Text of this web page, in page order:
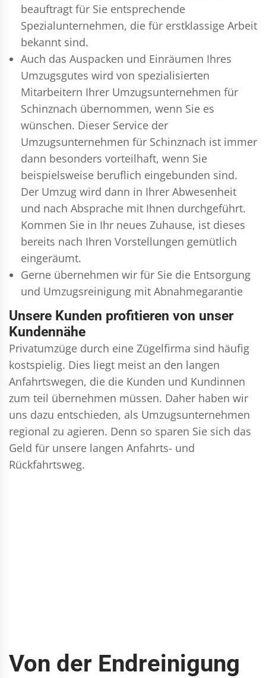
beauftragt für Sie entsprechende
Spezialunternehmen, die für erstklassige Arbeit
bekannt sind.
Auch das Auspacken und Einräumen Ihres
Umzugsgutes wird von spezialisierten
Mitarbeitern Ihrer Umzugsunternehmen für
Schinznach übernommen, wenn Sie es
wünschen. Dieser Service der
Umzugsunternehmen für Schinznach ist immer
dann besonders vorteilhaft, wenn Sie
beispielsweise beruflich eingebunden sind.
Der Umzug wird dann in Ihrer Abwesenheit
und nach Absprache mit Ihnen durchgeführt.
Kommen Sie in Ihr neues Zuhause, ist dieses
bereits nach Ihren Vorstellungen gemütlich
eingeräumt.
Gerne übernehmen wir für Sie die Entsorgung
und Umzugsreinigung mit Abnahmegarantie
Unsere Kunden profitieren von unser
Kundennähe
Privatumzüge durch eine Zügelfirma sind häufig
kostspielig. Dies liegt meist an den langen
Anfahrtswegen, die die Kunden und Kundinnen
zum teil übernehmen müssen. Daher haben wir
uns dazu entschieden, als Umzugsunternehmen
regional zu agieren. Denn so sparen Sie sich das
Geld für unsere langen Anfahrts- und
Rückfahrtsweg.
Von der Endreinigung